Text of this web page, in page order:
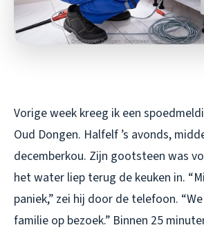
Vorige week kreeg ik een
Oud Dongen. Halfelf ’s avonds,
decemberkou. Zijn gootsteen was
het water liep terug de keuken in.
paniek,” zei hij door de telefoon.
familie op bezoek.” Binnen 25